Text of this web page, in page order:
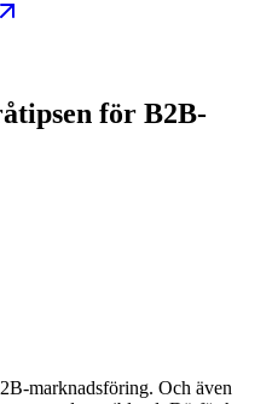
för B2B-
marknadsföring. Och även